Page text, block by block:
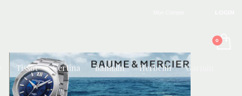
Tissot Certina Balmain Herbelin
Garmin